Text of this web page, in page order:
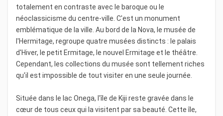
totalement en contraste avec le baroque ou le
néoclassicisme du centre-ville. C'est un monument
emblématique de la ville. Au bord de la Nova, le musée de
l'Hermitage, regroupe quatre musées distincts : le palais
d'Hiver, le petit Ermitage, le nouvel Ermitage et le théâtre.
Cependant, les collections du musée sont tellement riches
qu'il est impossible de tout visiter en une seule journée.
Située dans le lac Onega, l'île de Kiji reste gravée dans le
cœur de tous ceux qui la visitent par sa beauté. Cette île,